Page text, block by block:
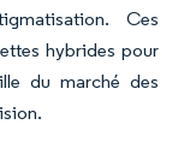
Ces
hybrides pour
du marché des